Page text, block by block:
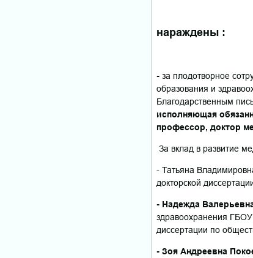
нараждены :
- за плодотворное
образования и
Благодарственным
исполняющая
профессор, доктор
За вклад в развитие
- Татьяна
докторской
- Надежда
здравоохранения
диссертации по
- Зоя Андреевна